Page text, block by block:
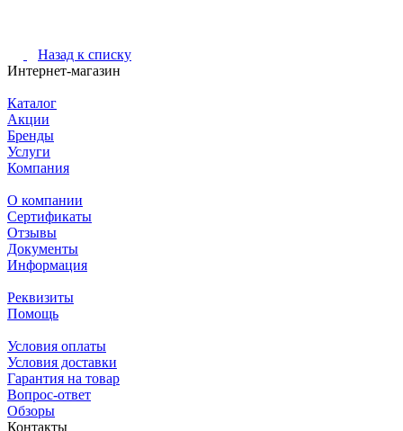
Назад к списку
Интернет-магазин
Каталог
Акции
Бренды
Услуги
Компания
О компании
Сертификаты
Отзывы
Документы
Информация
Реквизиты
Помощь
Условия оплаты
Условия доставки
Гарантия на товар
Вопрос-ответ
Обзоры
Контакты